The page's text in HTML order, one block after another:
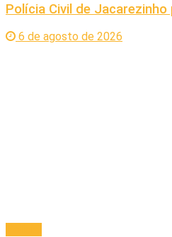
Polícia Civil de
6 de agosto de 2026